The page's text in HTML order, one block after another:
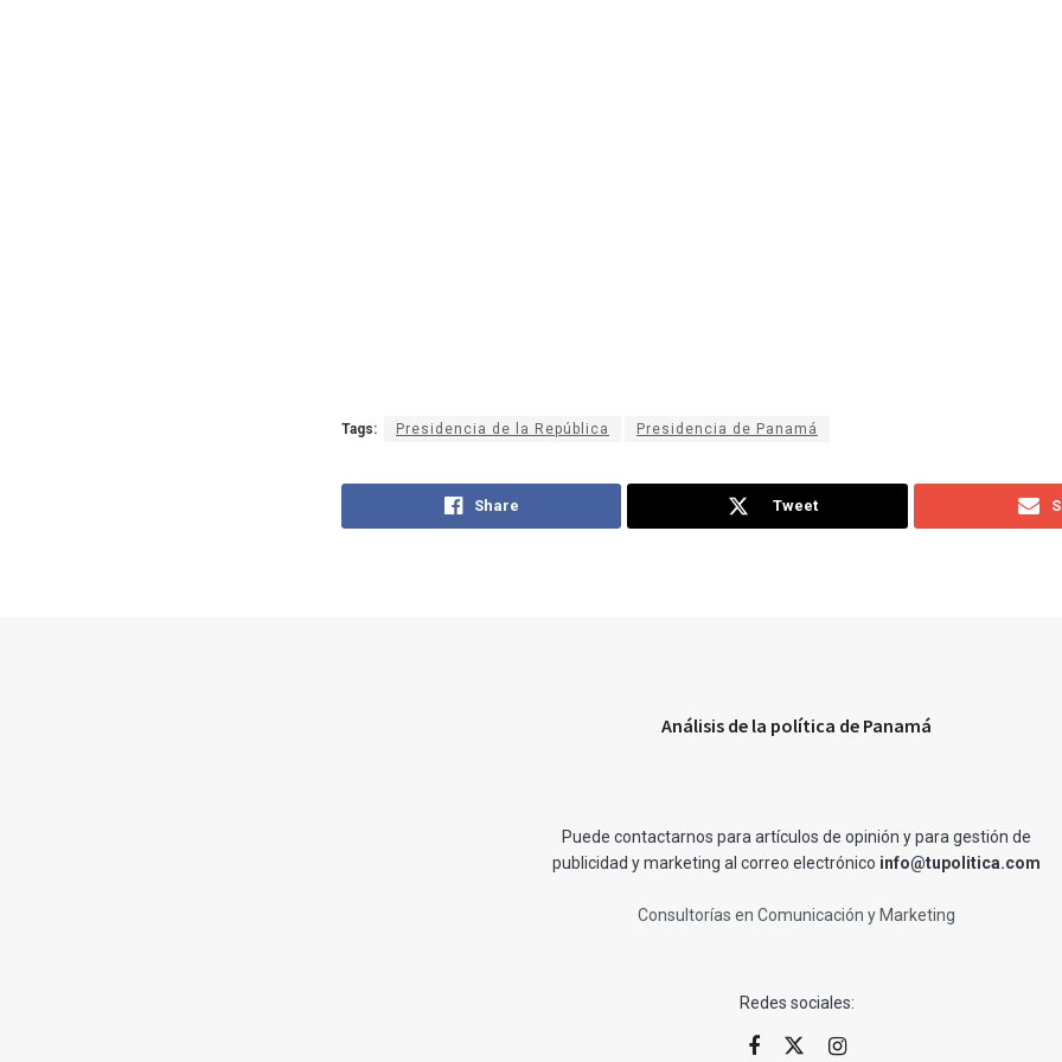
Tags: Presidencia de la República Presidencia de Panamá
Share Tweet
Análisis de la política de Panamá
Puede contactarnos para artículos de opinión y para gestión de
publicidad y marketing al correo electrónico info@tupolitica.com
Consultorías en Comunicación y Marketing
Redes sociales: